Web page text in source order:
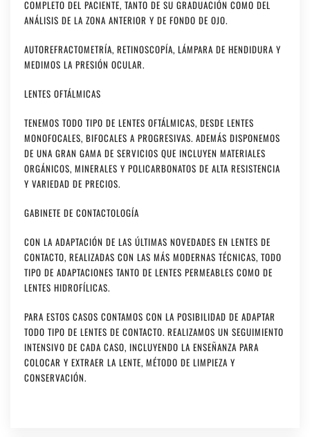
COMPLETO DEL PACIENTE, TANTO DE SU GRADUACIÓN COMO DEL
ANÁLISIS DE LA ZONA ANTERIOR Y DE FONDO DE OJO.
AUTOREFRACTOMETRÍA, RETINOSCOPÍA, LÁMPARA DE HENDIDURA Y
MEDIMOS LA PRESIÓN OCULAR.
LENTES OFTÁLMICAS
TENEMOS TODO TIPO DE LENTES OFTÁLMICAS, DESDE LENTES
MONOFOCALES, BIFOCALES A PROGRESIVAS. ADEMÁS DISPONEMOS
DE UNA GRAN GAMA DE SERVICIOS QUE INCLUYEN MATERIALES
ORGÁNICOS, MINERALES Y POLICARBONATOS DE ALTA RESISTENCIA
Y VARIEDAD DE PRECIOS.
GABINETE DE CONTACTOLOGÍA
CON LA ADAPTACIÓN DE LAS ÚLTIMAS NOVEDADES EN LENTES DE
CONTACTO, REALIZADAS CON LAS MÁS MODERNAS TÉCNICAS, TODO
TIPO DE ADAPTACIONES TANTO DE LENTES PERMEABLES COMO DE
LENTES HIDROFÍLICAS.
PARA ESTOS CASOS CONTAMOS CON LA POSIBILIDAD DE ADAPTAR
TODO TIPO DE LENTES DE CONTACTO. REALIZAMOS UN SEGUIMIENTO
INTENSIVO DE CADA CASO, INCLUYENDO LA ENSEÑANZA PARA
COLOCAR Y EXTRAER LA LENTE, MÉTODO DE LIMPIEZA Y
CONSERVACIÓN.